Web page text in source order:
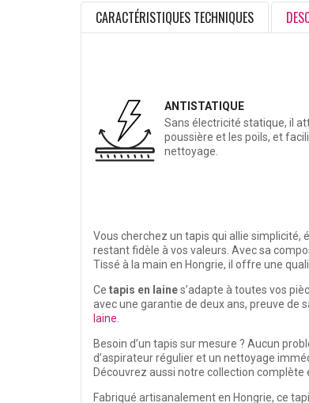
CARACTÉRISTIQUES TECHNIQUES
ANTISTATIQUE
Sans électricité statique, il
poussière et les poils, et
nettoyage.
Vous cherchez un tapis qui allie
restant fidèle à vos valeurs. Avec sa
Tissé à la main en Hongrie, il offre une
Ce tapis en laines’adapte à toutes vos
avec une garantie de deux ans, preuve de
laine.
Besoin d’un tapis sur mesure ? Aucun
d’aspirateur régulier et un nettoyage
Découvrez aussi notre collection complète
Fabriqué artisanalement en Hongrie, ce